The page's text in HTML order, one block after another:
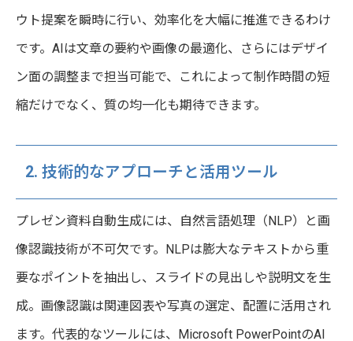
ウト提案を瞬時に行い、効率化を大幅に推進できるわけ
です。AIは文章の要約や画像の最適化、さらにはデザイ
ン面の調整まで担当可能で、これによって制作時間の短
縮だけでなく、質の均一化も期待できます。
2. 技術的なアプローチと活用ツール
プレゼン資料自動生成には、自然言語処理（NLP）と画
像認識技術が不可欠です。NLPは膨大なテキストから重
要なポイントを抽出し、スライドの見出しや説明文を生
成。画像認識は関連図表や写真の選定、配置に活用され
ます。代表的なツールには、Microsoft PowerPointのAI